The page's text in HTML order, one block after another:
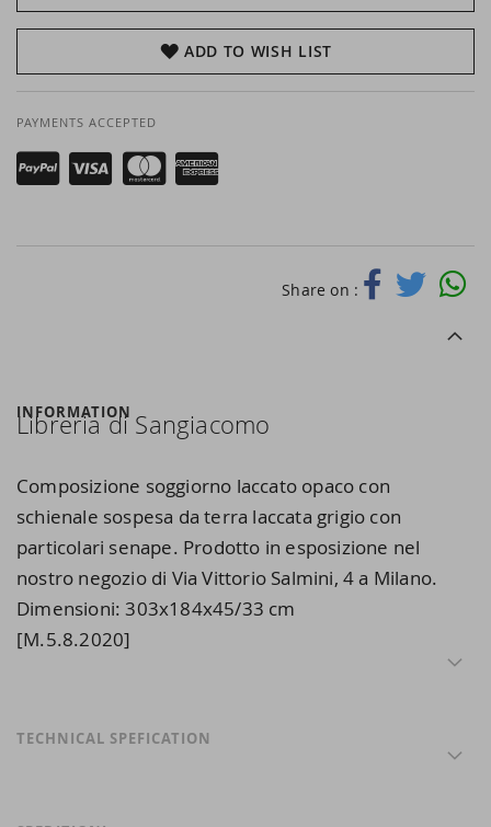
ADD TO WISH LIST
PAYMENTS ACCEPTED
Share on :
INFORMATION
Libreria di Sangiacomo
Composizione soggiorno laccato opaco con
schienale sospesa da terra laccata grigio con
particolari senape. Prodotto in esposizione nel
nostro negozio di Via Vittorio Salmini, 4 a Milano.
Dimensioni: 303x184x45/33 cm
[M.5.8.2020]
TECHNICAL SPEFICATION